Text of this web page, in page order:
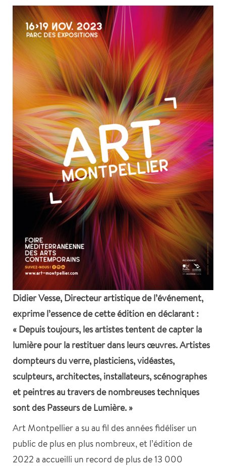
Didier Vesse, Directeur artistique de l’événement,
exprime l’essence de cette édition en déclarant :
« Depuis toujours, les artistes tentent de capter la
lumière pour la restituer dans leurs œuvres. Artistes
dompteurs du verre, plasticiens, vidéastes,
sculpteurs, architectes, installateurs, scénographes
et peintres au travers de nombreuses techniques
sont des Passeurs de Lumière. »
Art Montpellier a su au fil des années fidéliser un
public de plus en plus nombreux, et l’édition de
2022 a accueilli un record de plus de 13 000